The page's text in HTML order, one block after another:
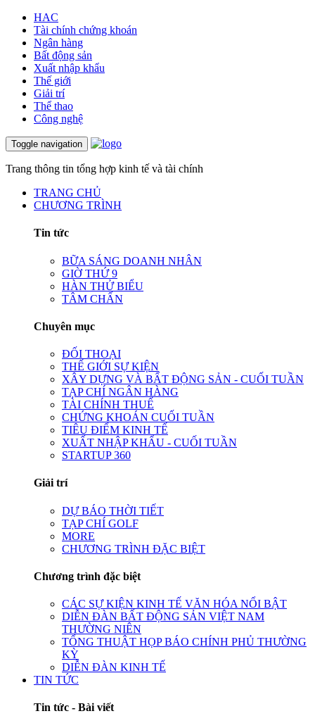
HAC
Tài chính chứng khoán
Ngân hàng
Bất động sản
Xuất nhập khẩu
Thế giới
Giải trí
Thể thao
Công nghệ
Toggle navigation
Trang thông tin tổng hợp kinh tế và tài chính
TRANG CHỦ
CHƯƠNG TRÌNH
Tin tức
BỮA SÁNG DOANH NHÂN
GIỜ THỨ 9
HÀN THỬ BIỂU
TÂM CHẤN
Chuyên mục
ĐỐI THOẠI
THẾ GIỚI SỰ KIỆN
XÂY DỰNG VÀ BẤT ĐỘNG SẢN - CUỐI TUẦN
TẠP CHÍ NGÂN HÀNG
TÀI CHÍNH THUẾ
CHỨNG KHOÁN CUỐI TUẦN
TIÊU ĐIỂM KINH TẾ
XUẤT NHẬP KHẨU - CUỐI TUẦN
STARTUP 360
Giải trí
DỰ BÁO THỜI TIẾT
TẠP CHÍ GOLF
MORE
CHƯƠNG TRÌNH ĐẶC BIỆT
Chương trình đặc biệt
CÁC SỰ KIỆN KINH TẾ VĂN HÓA NỔI BẬT
DIỄN ĐÀN BẤT ĐỘNG SẢN VIỆT NAM
THƯỜNG NIÊN
TỔNG THUẬT HỌP BÁO CHÍNH PHỦ THƯỜNG
KỲ
DIỄN ĐÀN KINH TẾ
TIN TỨC
Tin tức - Bài viết